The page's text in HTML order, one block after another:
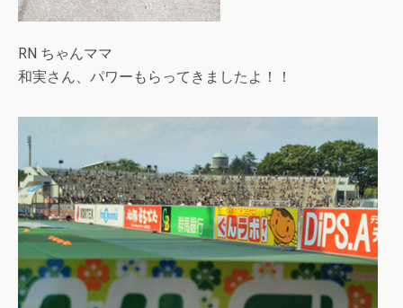
RN ちゃんママ
和実さん、パワーもらってきましたよ！！